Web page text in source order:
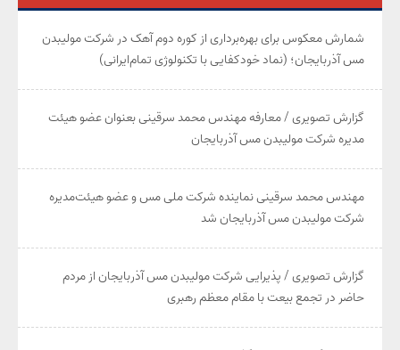
شمارش معکوس برای بهره‌برداری از کوره دوم آهک در شرکت مولیبدن
مس آذربایجان؛ (نماد خودکفایی با تکنولوژی تمام‌ایرانی)
گزارش تصویری / معارفه مهندس محمد سرقینی بعنوان عضو هیئت‌
مدیره شرکت مولیبدن مس آذربایجان
مهندس محمد سرقینی نماینده شرکت ملی مس و عضو هیئت‌مدیره
شرکت مولیبدن مس آذربایجان شد
گزارش تصویری / پذیرایی شرکت مولیبدن مس آذربایجان از مردم
حاضر در تجمع بیعت با مقام معظم رهبری